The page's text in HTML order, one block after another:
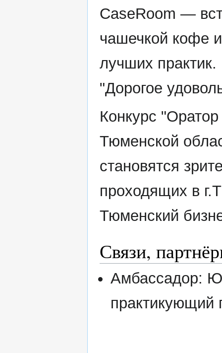
СaseRoom —
чашечкой кофе
лучших
"Дорогое
Конкурс
Тюменской
становятся
проходящих в
Тюменский
Связи,
Амбассадор:
практикующий